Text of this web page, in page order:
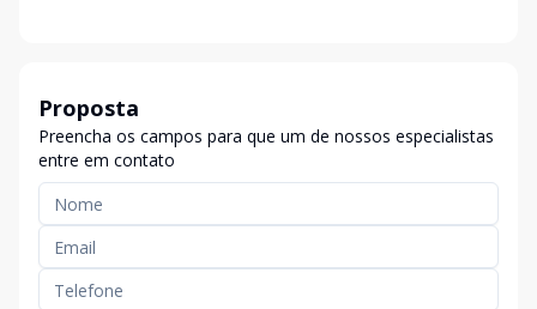
Proposta
Preencha os campos para que um de nossos especialistas
entre em contato